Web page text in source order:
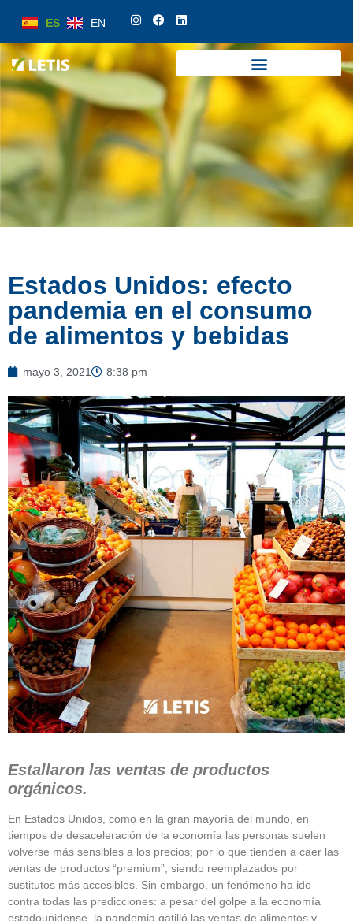
ES EN
ES EN
Estados Unidos: efecto
pandemia en el consumo
de alimentos y bebidas
mayo 3, 2021 8:38 pm
Estallaron las ventas de productos
orgánicos.
En Estados Unidos, como en la gran mayoría del mundo, en
tiempos de desaceleración de la economía las personas suelen
volverse más sensibles a los precios; por lo que tienden a caer las
ventas de productos “premium”, siendo reemplazados por
sustitutos más accesibles. Sin embargo, un fenómeno ha ido
contra todas las predicciones: a pesar del golpe a la economía
estadounidense, la pandemia gatilló las ventas de alimentos y